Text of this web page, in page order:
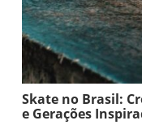
Skate no Brasil:
e Gerações